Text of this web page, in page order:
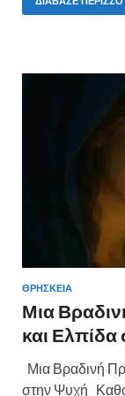
e
o
itt
ΘΡΗΣΚΕΙΑ
Μια
και
Μια Βραδινή
στην Ψυχή